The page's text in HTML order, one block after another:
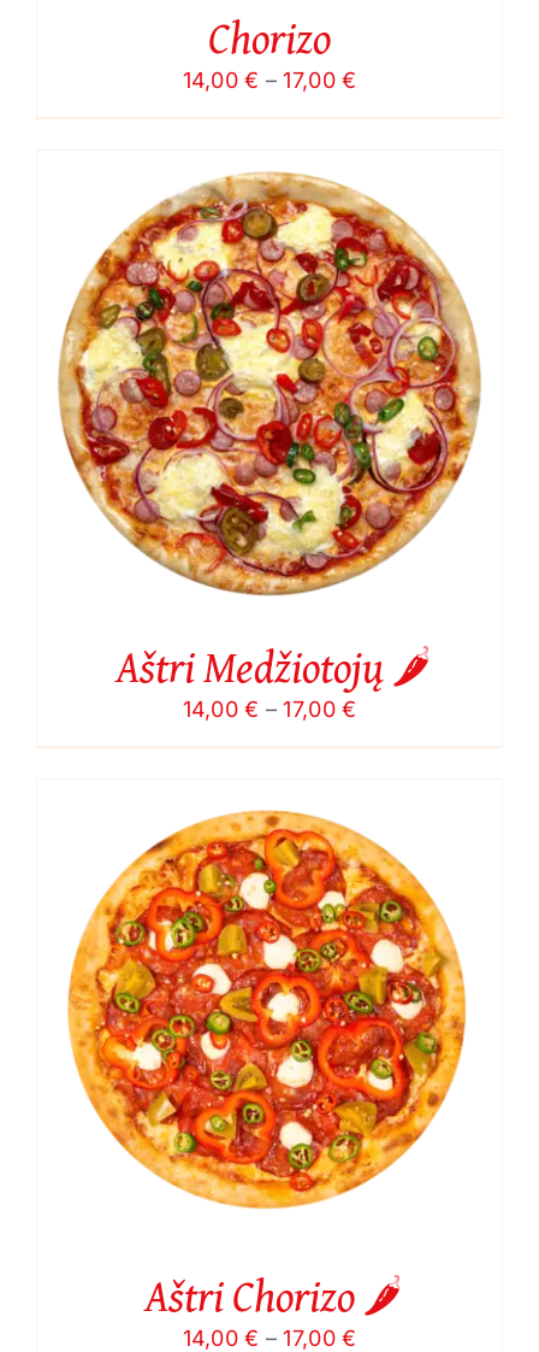
Chorizo
14,00€ – 17,00€
range:
14,00 €
through
17,00 €
Aštri Medžiotojų 🌶️
14,00€ – 17,00€
range:
14,00 €
17,00 €
Aštri Chorizo 🌶️
14,00€ – 17,00€